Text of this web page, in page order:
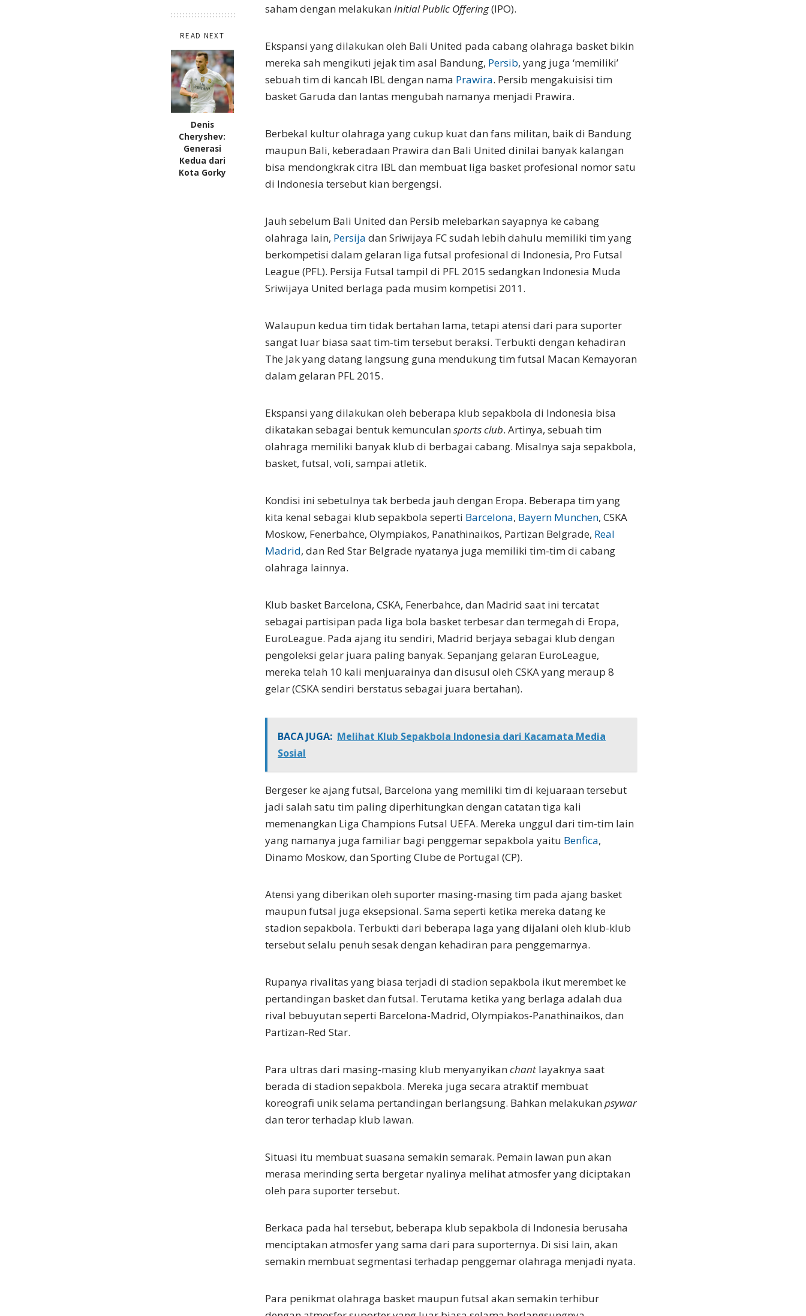
READ NEXT
Denis
Cheryshev:
Generasi
Kedua dari
Kota Gorky
saham dengan melakukanInitial Public Offering(IPO).
Ekspansi yang dilakukan oleh Bali United pada cabang olahraga basket bikin
mereka sah mengikuti jejak tim asal Bandung, Persib, yang juga ‘memiliki’
sebuah tim di kancah IBL dengan nama Prawira. Persib mengakuisisi tim
basket Garuda dan lantas mengubah namanya menjadi Prawira.
Berbekal kultur olahraga yang cukup kuat dan fans militan, baik di Bandung
maupun Bali, keberadaan Prawira dan Bali United dinilai banyak kalangan
bisa mendongkrak citra IBL dan membuat liga basket profesional nomor satu
di Indonesia tersebut kian bergengsi.
Jauh sebelum Bali United dan Persib melebarkan sayapnya ke cabang
olahraga lain, Persija dan Sriwijaya FC sudah lebih dahulu memiliki tim yang
berkompetisi dalam gelaran liga futsal profesional di Indonesia, Pro Futsal
League (PFL). Persija Futsal tampil di PFL 2015 sedangkan Indonesia Muda
Sriwijaya United berlaga pada musim kompetisi 2011.
Walaupun kedua tim tidak bertahan lama, tetapi atensi dari para suporter
sangat luar biasa saat tim-tim tersebut beraksi. Terbukti dengan kehadiran
The Jak yang datang langsung guna mendukung tim futsal Macan Kemayoran
dalam gelaran PFL 2015.
Ekspansi yang dilakukan oleh beberapa klub sepakbola di Indonesia bisa
dikatakan sebagai bentuk kemunculansports club. Artinya, sebuah tim
olahraga memiliki banyak klub di berbagai cabang. Misalnya saja sepakbola,
basket, futsal, voli, sampai atletik.
Kondisi ini sebetulnya tak berbeda jauh dengan Eropa. Beberapa tim yang
kita kenal sebagai klub sepakbola seperti Barcelona, Bayern Munchen, CSKA
Moskow, Fenerbahce, Olympiakos, Panathinaikos, Partizan Belgrade, Real
Madrid, dan Red Star Belgrade nyatanya juga memiliki tim-tim di cabang
olahraga lainnya.
Klub basket Barcelona, CSKA, Fenerbahce, dan Madrid saat ini tercatat
sebagai partisipan pada liga bola basket terbesar dan termegah di Eropa,
EuroLeague. Pada ajang itu sendiri, Madrid berjaya sebagai klub dengan
pengoleksi gelar juara paling banyak. Sepanjang gelaran EuroLeague,
mereka telah 10 kali menjuarainya dan disusul oleh CSKA yang meraup 8
gelar (CSKA sendiri berstatus sebagai juara bertahan).
BACA JUGA: Melihat Klub Sepakbola Indonesia dari Kacamata Media
Sosial
Bergeser ke ajang futsal, Barcelona yang memiliki tim di kejuaraan tersebut
jadi salah satu tim paling diperhitungkan dengan catatan tiga kali
memenangkan Liga Champions Futsal UEFA. Mereka unggul dari tim-tim lain
yang namanya juga familiar bagi penggemar sepakbola yaitu Benfica,
Dinamo Moskow, dan Sporting Clube de Portugal (CP).
Atensi yang diberikan oleh suporter masing-masing tim pada ajang basket
maupun futsal juga eksepsional. Sama seperti ketika mereka datang ke
stadion sepakbola. Terbukti dari beberapa laga yang dijalani oleh klub-klub
tersebut selalu penuh sesak dengan kehadiran para penggemarnya.
Rupanya rivalitas yang biasa terjadi di stadion sepakbola ikut merembet ke
pertandingan basket dan futsal. Terutama ketika yang berlaga adalah dua
rival bebuyutan seperti Barcelona-Madrid, Olympiakos-Panathinaikos, dan
Partizan-Red Star.
Para ultras dari masing-masing klub menyanyikanchant layaknya saat
berada di stadion sepakbola. Mereka juga secara atraktif membuat
koreografi unik selama pertandingan berlangsung. Bahkan melakukanpsywar
dan teror terhadap klub lawan.
Situasi itu membuat suasana semakin semarak. Pemain lawan pun akan
merasa merinding serta bergetar nyalinya melihat atmosfer yang diciptakan
oleh para suporter tersebut.
Berkaca pada hal tersebut, beberapa klub sepakbola di Indonesia berusaha
menciptakan atmosfer yang sama dari para suporternya. Di sisi lain, akan
semakin membuat segmentasi terhadap penggemar olahraga menjadi nyata.
Para penikmat olahraga basket maupun futsal akan semakin terhibur